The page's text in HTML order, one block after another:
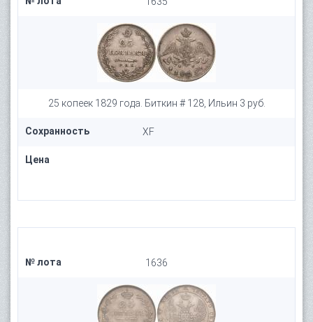
25 копеек 1829 года. Биткин # 128, Ильин 3 руб.
Сохранность XF
Цена
№ лота 1636